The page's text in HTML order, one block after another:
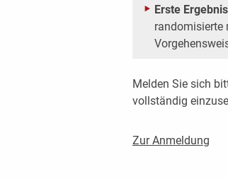
Erste
randomisierte
Melden Sie sich
vollständig
Zur Anmeldung